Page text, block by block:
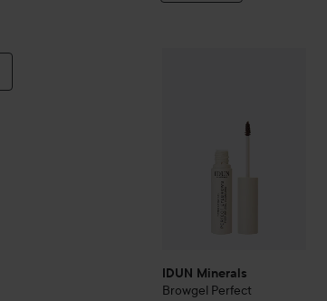
IDUN Minerals
Browgel Perfect